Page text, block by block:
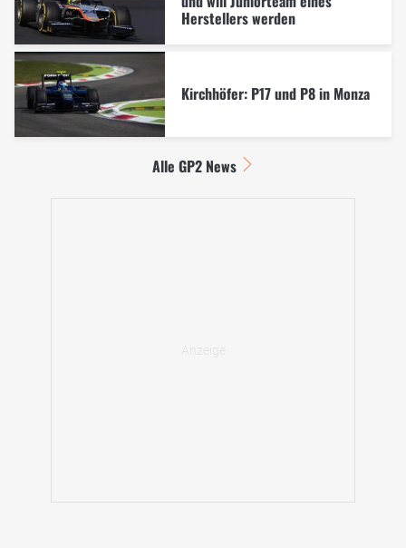
Herstellers werden
Kirchhöfer: P17 und P8 in Monza
Alle GP2 News